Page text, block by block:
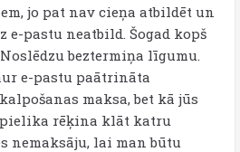
jo pat nav cieņa atbildēt un
e-pastu neatbild. Šogad kopš
beztermiņa līgumu.
e-pastu paātrināta
maksa, bet kā jūs
pielika rēķina klāt katru
es nemaksāju, lai man būtu